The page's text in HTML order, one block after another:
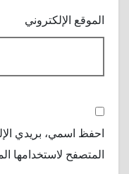
الموقع الإلكتروني
احفظ اسمي، بريدي
المتصفح لاستخدامها